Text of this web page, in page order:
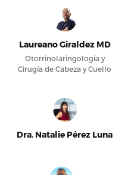
Laureano Giraldez MD
Otorrinolaringología y
Cirugía de Cabeza y Cuello
Dra. Natalie Pérez Luna